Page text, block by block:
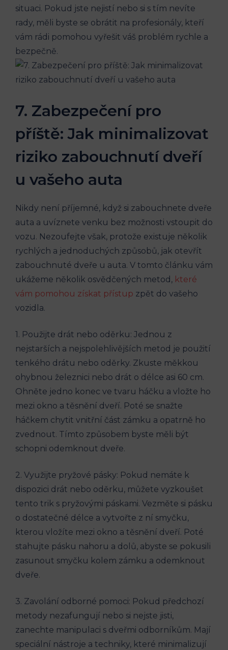
situaci. Pokud jste nejistí nebo si s tím nevíte
rady, měli byste se obrátit na profesionály, kteří
vám rádi pomohou vyřešit váš problém rychle a
bezpečně.
7. Zabezpečení pro
příště: Jak minimalizovat
riziko zabouchnutí dveří
u vašeho auta
Nikdy není příjemné, když si zabouchnete dveře
auta a uvíznete venku bez možnosti vstoupit do
vozu. Nezoufejte však, protože existuje několik
rychlých a jednoduchých způsobů, jak otevřít
zabouchnuté dveře u auta. V tomto článku vám
ukážeme několik osvědčených metod, které
vám pomohou získat přístup zpět do vašeho
vozidla.
1. Použijte drát nebo oděrku: Jednou z
nejstarších a nejspolehlivějších metod je použití
tenkého drátu nebo oděrky. Zkuste měkkou
ohybnou železnici nebo drát o délce asi 60 cm.
Ohněte jedno konec ve tvaru háčku a vložte ho
mezi okno a těsnění dveří. Poté se snažte
háčkem chytit vnitřní část zámku a opatrně ho
zvednout. Tímto způsobem byste měli být
schopni odemknout dveře.
2. Využijte pryžové pásky: Pokud nemáte k
dispozici drát nebo oděrku, můžete vyzkoušet
tento trik s pryžovými páskami. Vezměte si pásku
o dostatečné délce a vytvořte z ní smyčku,
kterou vložíte mezi okno a těsnění dveří. Poté
stahujte pásku nahoru a dolů, abyste se pokusili
zasunout smyčku kolem zámku a odemknout
dveře.
3. Zavolání odborné pomoci: Pokud předchozí
metody nezafungují nebo si nejste jisti,
zanechte manipulaci s dveřmi odborníkům. Mají
speciální nástroje a techniky, které minimalizují